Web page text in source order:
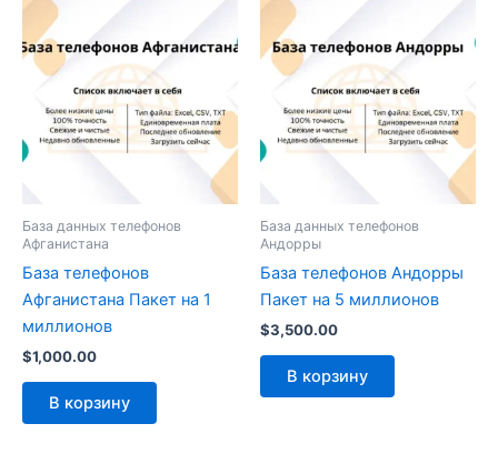
База данных телефонов
Афганистана
База телефонов
Афганистана Пакет на 1
миллионов
$1,000.00
В корзину
База данных телефонов
Андорры
База телефонов Андорры
Пакет на 5 миллионов
$3,500.00
В корзину